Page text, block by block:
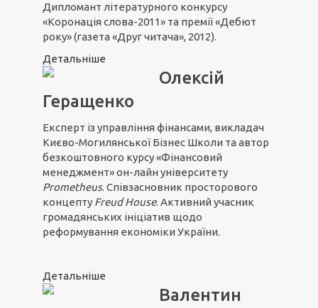
Дипломант літературного конкурсу
«Коронація слова-2011» та премії «Дебют
року» (газета «Друг читача», 2012).
Детальніше
Олексій
Геращенко
Експерт із управління фінансами, викладач
Києво-Могилянської Бізнес Школи та автор
безкоштовного курсу «Фінансовий
менеджмент» он-лайн університету
Prometheus. Співзасновник просторового
концепту Freud House. Активний учасник
громадянських ініціатив щодо
реформування економіки України.
Детальніше
Валентин